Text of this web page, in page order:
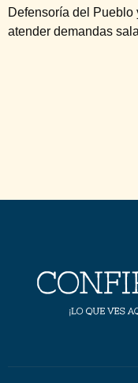
Defensoría del Pueblo
atender demandas